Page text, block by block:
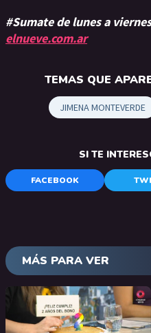
#Sumate de lunes a
elnueve.com.ar
TEMAS QUE
JIMENA MONTEVERDE
SI TE
FACEBOOK
MÁS PARA VER